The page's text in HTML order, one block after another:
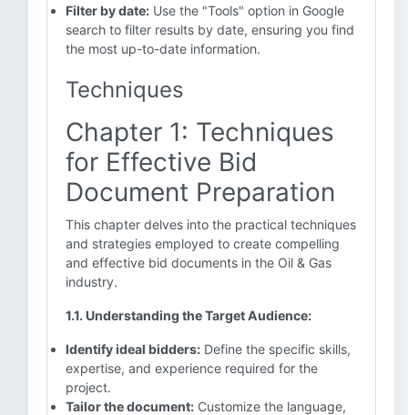
Filter by date: Use the "Tools" option in Google
search to filter results by date, ensuring you find
the most up-to-date information.
Techniques
Chapter 1: Techniques
for Effective Bid
Document Preparation
This chapter delves into the practical techniques
and strategies employed to create compelling
and effective bid documents in the Oil & Gas
industry.
1.1. Understanding the Target Audience:
Identify ideal bidders: Define the specific skills,
expertise, and experience required for the
project.
Tailor the document: Customize the language,